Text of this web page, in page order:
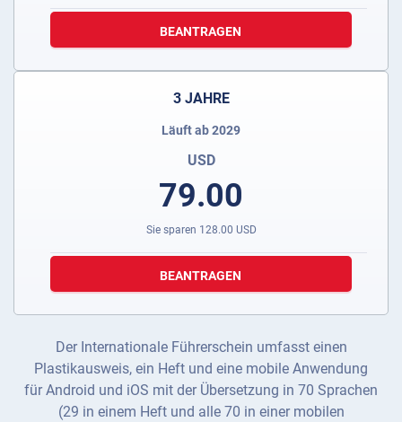
BEANTRAGEN
3 JAHRE
Läuft ab 2029
USD
79.00
Sie sparen 128.00 USD
BEANTRAGEN
Der Internationale Führerschein umfasst einen
Plastikausweis, ein Heft und eine mobile Anwendung
für Android und iOS mit der Übersetzung in 70 Sprachen
(29 in einem Heft und alle 70 in einer mobilen